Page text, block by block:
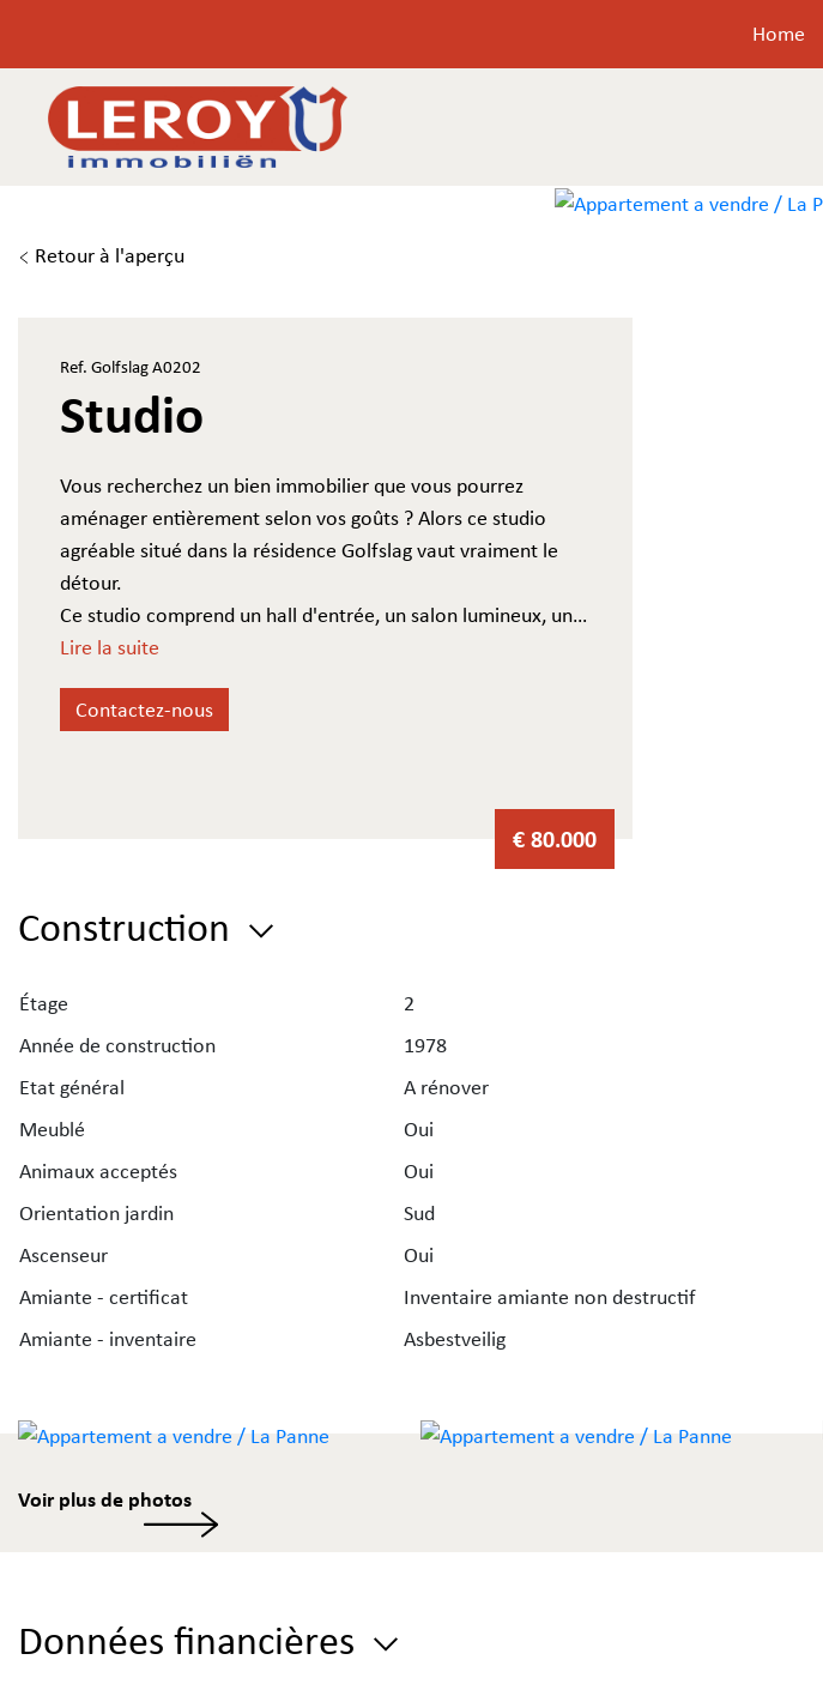
Home
Retour à l'aperçu
Ref. Golfslag A0202
Studio
Vous recherchez un bien immobilier que vous pourrez
aménager entièrement selon vos goûts ? Alors ce studio
agréable situé dans la résidence Golfslag vaut vraiment le
détour.
Ce studio comprend un hall d'entrée, un salon lumineux, une
cuisine, une salle de bains, une terrasse ensoleillée et
Son emplacement est un atout indéniable : à quelques pas
Lire la suite
Contactez-nous
€ 80.000
Construction
Étage
2
Année de construction
1978
Etat général
A rénover
Meublé
Oui
Animaux acceptés
Oui
Orientation jardin
Sud
Ascenseur
Oui
Amiante - certificat
Inventaire amiante non destructif
Amiante - inventaire
Asbestveilig
Voir plus de photos
Données financières